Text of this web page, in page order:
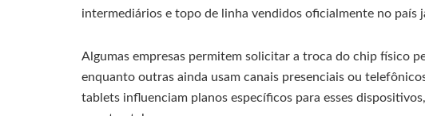
intermediários e topo de linha vendidos oficialmente no país
Algumas empresas permitem solicitar a troca do chip físico
enquanto outras ainda usam canais presenciais ou
tablets influenciam planos específicos para esses